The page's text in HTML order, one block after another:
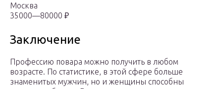
Москва
35000—80000 ₽
Заключение
Профессию повара можно получить в любом
возрасте. По статистике, в этой сфере больше
знаменитых мужчин, но и женщины способны